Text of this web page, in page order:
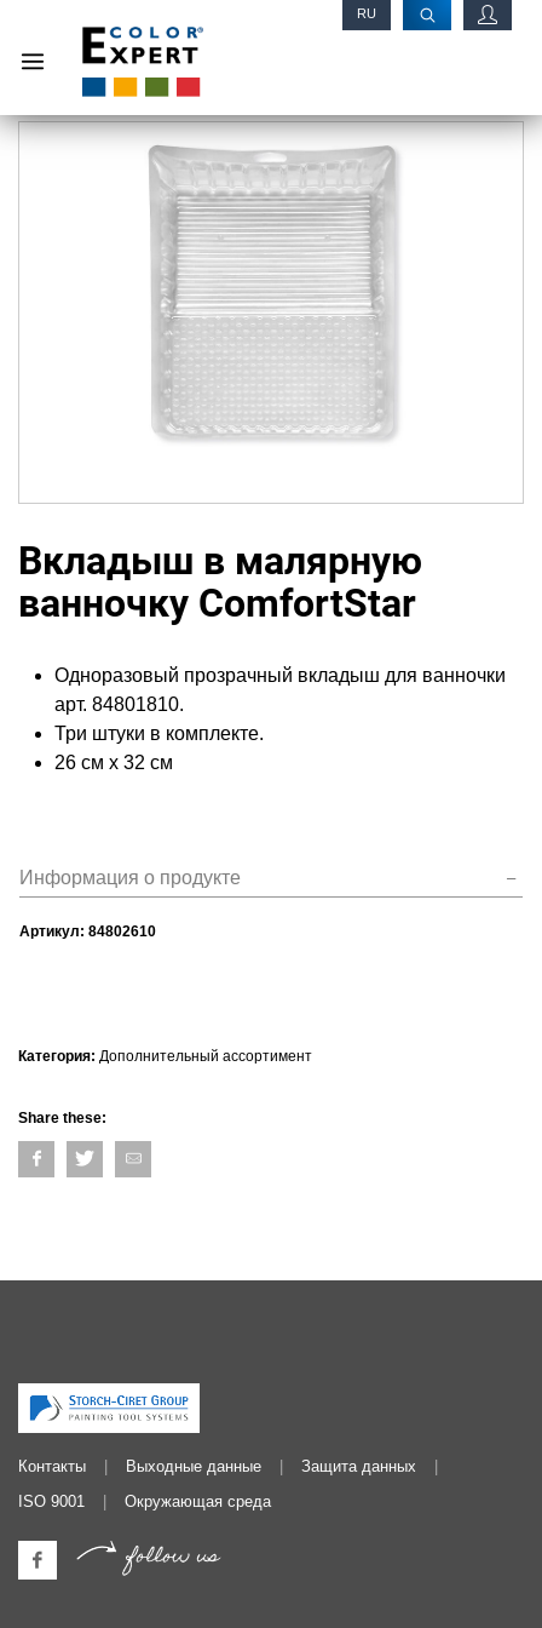
RU
Вкладыш в малярную
ванночку ComfortStar
Одноразовый прозрачный вкладыш для ванночки
арт. 84801810.
Три штуки в комплекте.
26 см x 32 см
Информация о продукте
Артикул: 84802610
Категория: Дополнительный ассортимент
Share these:
Контакты Выходные данные
Защита данных
ISO 9001
Окружающая среда
follow us